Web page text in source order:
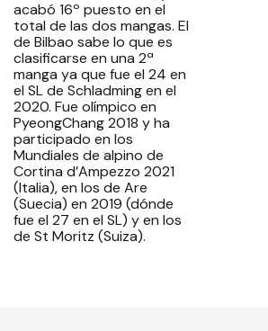
acabó 16º puesto en el
total de las dos mangas. El
de Bilbao sabe lo que es
clasificarse en una 2ª
manga ya que fue el 24 en
el SL de Schladming en el
2020. Fue olímpico en
PyeongChang 2018 y ha
participado en los
Mundiales de alpino de
Cortina d’Ampezzo 2021
(Italia), en los de Are
(Suecia) en 2019 (dónde
fue el 27 en el SL) y en los
de St Moritz (Suiza).